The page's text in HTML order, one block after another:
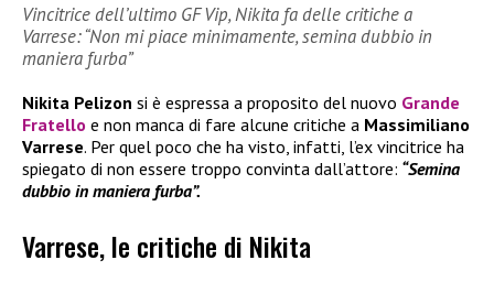
Vincitrice dell’ultimo GF Vip, Nikita fa delle critiche a
Varrese: “Non mi piace minimamente, semina dubbio in
maniera furba”
Nikita Pelizon si è espressa a proposito del nuovo Grande
Fratello e non manca di fare alcune critiche a Massimiliano
Varrese. Per quel poco che ha visto, infatti, l’ex vincitrice ha
spiegato di non essere troppo convinta dall’attore: “Semina
dubbio in maniera furba”.
Varrese, le critiche di Nikita